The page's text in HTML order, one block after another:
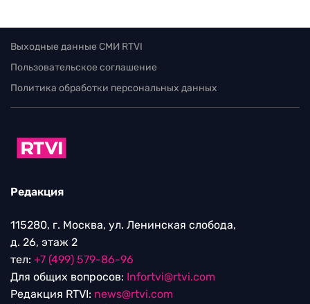
Выходные данные СМИ RTVI
Пользовательское соглашение
Политика обработки персональных данных
Редакция
115280, г. Москва, ул. Ленинская слобода,
д. 26, этаж 2
тел: +7 (499) 579-86-96
Для общих вопросов: Infortvi@rtvi.com
Редакция RTVI: news@rtvi.com